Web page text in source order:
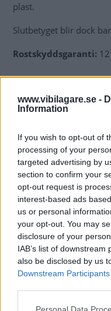
www.vibilagare.se -
Information
If you wish to opt-out of
processing of your
targeted advertising by
section to confirm your
opt-out request is
interest-based ads
us or personal
your opt-out. You may
disclosure of your
IAB’s list of
also be disclosed by us
Downstream Participants
Please note that this
Personal Data
plast.
Slutbetyget blir dock
Rostskyddsgaranti:
till en tvåa sedan det
allt i huv, men också i
av grundfärgen. Bilar
plastsköldar, är också
Betyg rost: 2 av 5
Betyg
5. Materialval,
skyddsåtgärder är
komma inom de
Välgjort rostskydd